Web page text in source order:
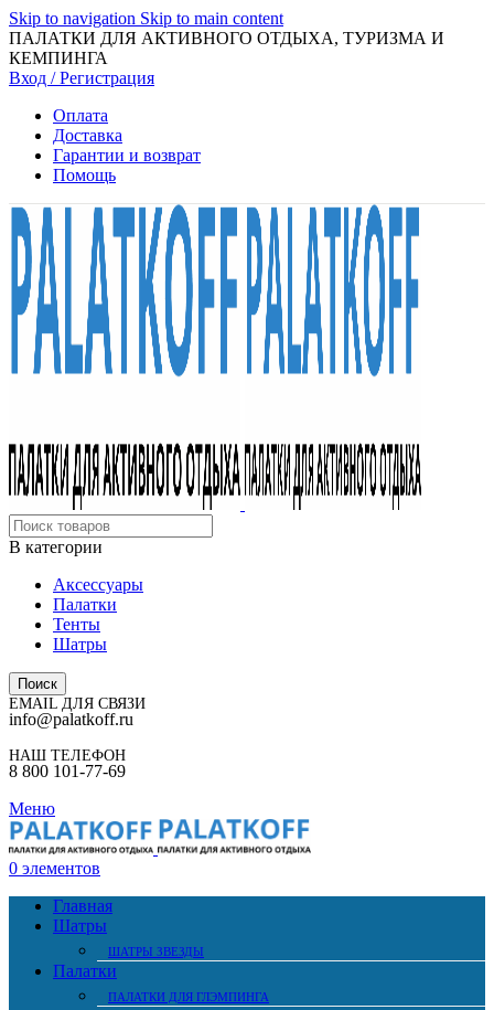
Skip to navigation Skip to main content
ПАЛАТКИ ДЛЯ АКТИВНОГО ОТДЫХА, ТУРИЗМА И
КЕМПИНГА
Вход / Регистрация
Оплата
Доставка
Гарантии и возврат
Помощь
В категории
Аксессуары
Палатки
Тенты
Шатры
Поиск
EMAIL ДЛЯ СВЯЗИ
info@palatkoff.ru
НАШ ТЕЛЕФОН
8 800 101-77-69
Меню
0 элементов
Главная
Шатры
ШАТРЫ ЗВЕЗДЫ
Палатки
ПАЛАТКИ ДЛЯ ГЛЭМПИНГА